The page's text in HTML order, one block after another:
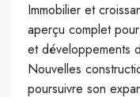
Immobilier et
aperçu complet
et développements
Nouvelles
poursuivre son